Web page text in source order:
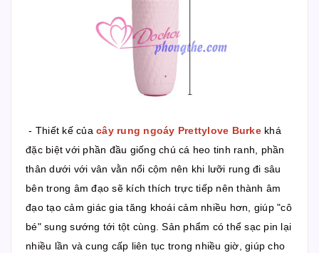
- Thiết kế của cây rung ngoáy Prettylove Burkekhá
đặc biệt với phần đầu giống chú cá heo tinh ranh, phần
thân dưới với vân vằn nổi cộm nên khi lưỡi rung đi sâu
bên trong âm đạo sẽ kích thích trực tiếp nên thành âm
đạo tạo cảm giác gia tăng khoái cảm nhiều hơn, giúp "cô
bé" sung sướng tới tột cùng. Sản phẩm có thể sạc pin lại
nhiều lần và cung cấp liên tục trong nhiều giờ, giúp cho